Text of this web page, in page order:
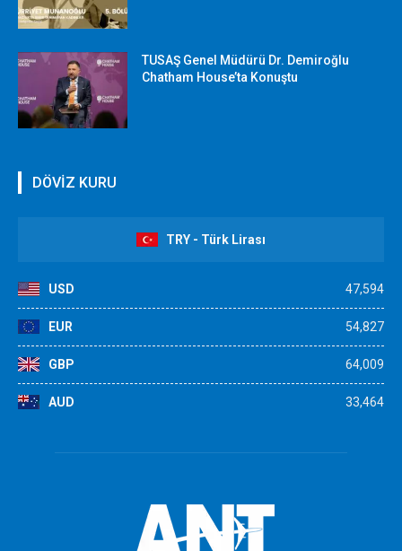
TUSAŞ Genel Müdürü Dr. Demiroğlu
Chatham House’ta Konuştu
DÖVİZ KURU
TRY - Türk Lirası
USD 47,594
EUR 54,827
GBP 64,009
AUD 33,464